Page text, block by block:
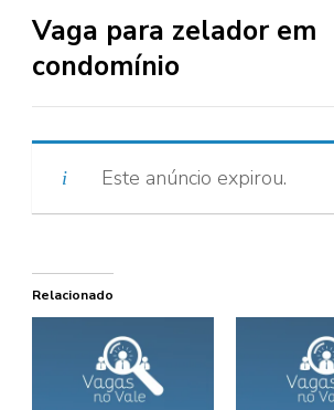
Vaga para zelador em
condomínio
Este anúncio expirou.
Relacionado